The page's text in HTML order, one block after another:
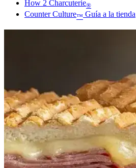
How 2 Charcuterie®
Counter Culture™ Guía a la tienda